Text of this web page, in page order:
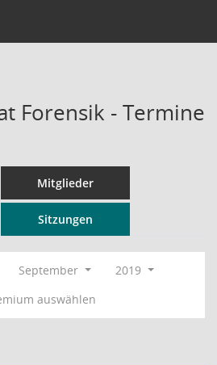
Forensik - Termine
Mitglieder
Sitzungen
September
2019
auswählen